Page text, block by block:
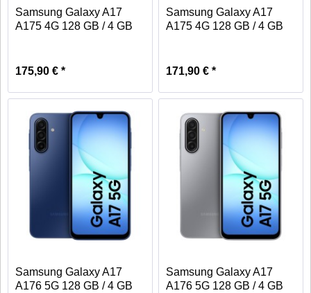
Samsung Galaxy A17
A175 4G 128 GB / 4 GB
175,90 € *
Samsung Galaxy A17
A175 4G 128 GB / 4 GB
171,90 € *
Samsung Galaxy A17
A176 5G 128 GB / 4 GB
Samsung Galaxy A17
A176 5G 128 GB / 4 GB